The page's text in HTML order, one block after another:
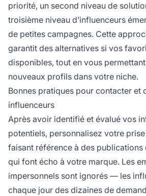
priorité, un second niveau de
troisième niveau d’influenceurs
de petites campagnes. Cette
garantit des alternatives si vos
disponibles, tout en vous
nouveaux profils dans votre niche.
Bonnes pratiques pour contacter et
influenceurs
Après avoir identifié et évalué vos
potentiels, personnalisez votre
faisant référence à des publications
qui font écho à votre marque. Les
impersonnels sont ignorés — les
chaque jour des dizaines de